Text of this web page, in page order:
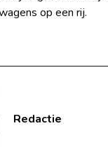
op een rij.
Redactie